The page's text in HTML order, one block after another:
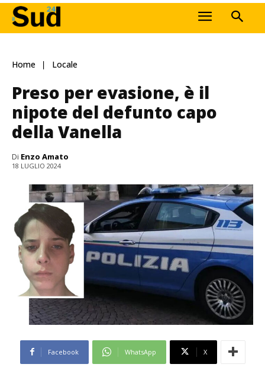
Home Locale
Preso per evasione, è il
nipote del defunto capo
della Vanella
Di Enzo Amato
18 LUGLIO 2024
Facebook WhatsApp X